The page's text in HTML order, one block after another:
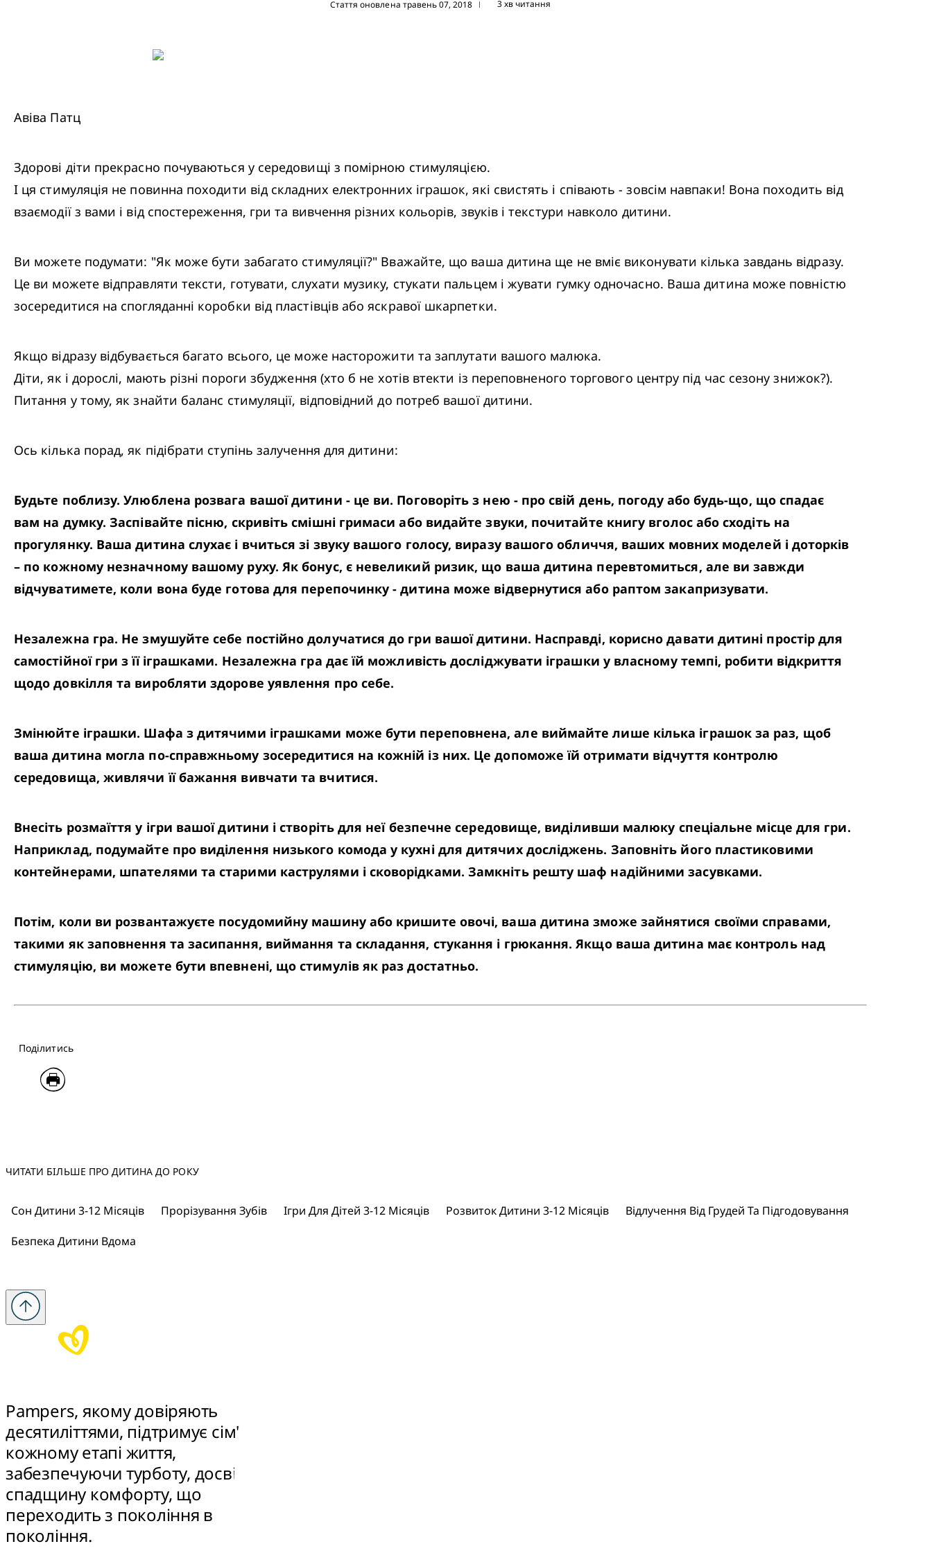
Стаття оновлена травень 07, 2018 | 3 хв читання
Авіва Патц
Здорові діти прекрасно почуваються у середовищі з помірною стимуляцією.
І ця стимуляція не повинна походити від складних електронних іграшок, які свистять і співають - зовсім навпаки! Вона походить від
взаємодії з вами і від спостереження, гри та вивчення різних кольорів, звуків і текстури навколо дитини.
Ви можете подумати: "Як може бути забагато стимуляції?" Вважайте, що ваша дитина ще не вміє виконувати кілька завдань відразу.
Це ви можете відправляти тексти, готувати, слухати музику, стукати пальцем і жувати гумку одночасно. Ваша дитина може повністю
зосередитися на спогляданні коробки від пластівців або яскравої шкарпетки.
Якщо відразу відбувається багато всього, це може насторожити та заплутати вашого малюка.
Діти, як і дорослі, мають різні пороги збудження (хто б не хотів втекти із переповненого торгового центру під час сезону знижок?).
Питання у тому, як знайти баланс стимуляції, відповідний до потреб вашої дитини.
Ось кілька порад, як підібрати ступінь залучення для дитини:
Будьте поблизу. Улюблена розвага вашої дитини - це ви. Поговоріть з нею - про свій день, погоду або будь-що, що спадає
вам на думку. Заспівайте пісню, скривіть смішні гримаси або видайте звуки, почитайте книгу вголос або сходіть на
прогулянку. Ваша дитина слухає і вчиться зі звуку вашого голосу, виразу вашого обличчя, ваших мовних моделей і доторків
– по кожному незначному вашому руху. Як бонус, є невеликий ризик, що ваша дитина перевтомиться, але ви завжди
відчуватимете, коли вона буде готова для перепочинку - дитина може відвернутися або раптом закапризувати.
Незалежна гра. Не змушуйте себе постійно долучатися до гри вашої дитини. Насправді, корисно давати дитині простір для
самостійної гри з її іграшками. Незалежна гра дає їй можливість досліджувати іграшки у власному темпі, робити відкриття
щодо довкілля та виробляти здорове уявлення про себе.
Змінюйте іграшки. Шафа з дитячими іграшками може бути переповнена, але виймайте лише кілька іграшок за раз, щоб
ваша дитина могла по-справжньому зосередитися на кожній із них. Це допоможе їй отримати відчуття контролю
середовища, живлячи її бажання вивчати та вчитися.
Внесіть розмаїття у ігри вашої дитини і створіть для неї безпечне середовище, виділивши малюку спеціальне місце для гри.
Наприклад, подумайте про виділення низького комода у кухні для дитячих досліджень. Заповніть його пластиковими
контейнерами, шпателями та старими каструлями і сковорідками. Замкніть решту шаф надійними засувками.
Потім, коли ви розвантажуєте посудомийну машину або кришите овочі, ваша дитина зможе зайнятися своїми справами,
такими як заповнення та засипання, виймання та складання, стукання і грюкання. Якщо ваша дитина має контроль над
стимуляцію, ви можете бути впевнені, що стимулів як раз достатньо.
Поділитись
ЧИТАТИ БІЛЬШЕ ПРО ДИТИНА ДО РОКУ
Сон Дитини 3-12 Місяців Прорізування Зубів Ігри Для Дітей 3-12 Місяців Розвиток Дитини 3-12 Місяців
Відлучення Від Грудей Та Підгодовування
Безпека Дитини Вдома
Pampers, якому довіряють
десятиліттями, підтримує сім'ї на
кожному етапі життя,
забезпечуючи турботу, досвід та
спадщину комфорту, що
переходить з покоління в
покоління.